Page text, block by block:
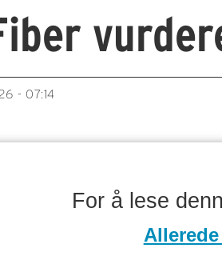
- 07:14
For å lese